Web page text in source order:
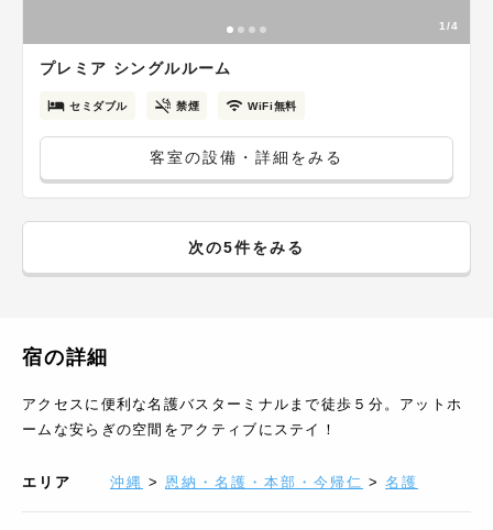
1/4
プレミア シングルルーム
セミダブル 禁煙 WiFi無料
客室の設備・詳細をみる
次の5件をみる
宿の詳細
アクセスに便利な名護バスターミナルまで徒歩５分。アットホ
ームな安らぎの空間をアクティブにステイ！
エリア 沖縄 > 恩納・名護・本部・今帰仁 > 名護